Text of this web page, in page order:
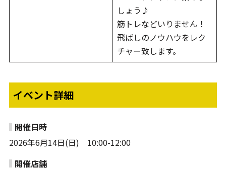
しょう♪
筋トレなどいりません！
飛ばしのノウハウをレク
チャー致します。
イベント詳細
開催日時
2026年6月14日(日) 10:00-12:00
開催店舗